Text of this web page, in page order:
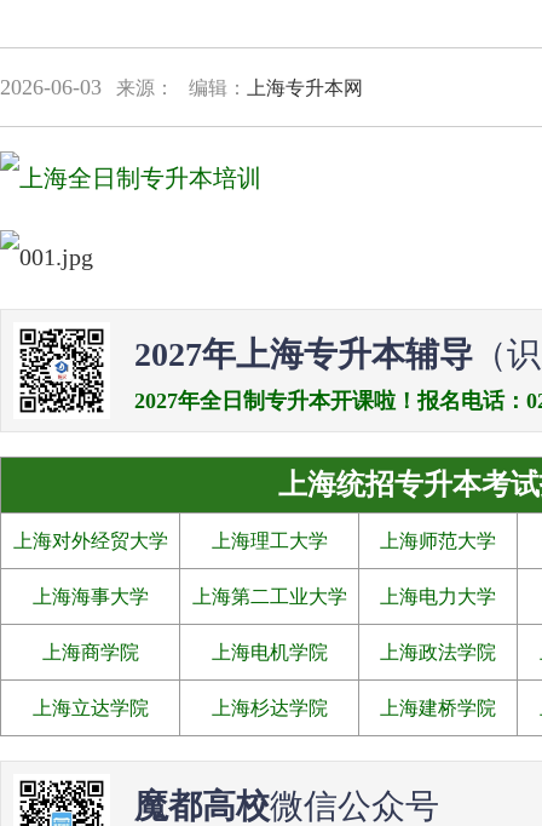
2026-06-03 来源： 编辑： 上海专升本网
2027年上海专升本辅导 （
2027年全日制专升本开课啦！报名电话：
上海统招专升本考
上海对外经贸大学 上海理工大学 上海师范大学
上海海事大学 上海第二工业大学 上海电力大学
上海商学院 上海电机学院 上海政法学院
上海立达学院 上海杉达学院 上海建桥学院
魔都高校微信公众号